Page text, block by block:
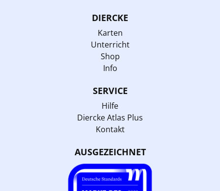
DIERCKE
Karten
Unterricht
Shop
Info
SERVICE
Hilfe
Diercke Atlas Plus
Kontakt
AUSGEZEICHNET